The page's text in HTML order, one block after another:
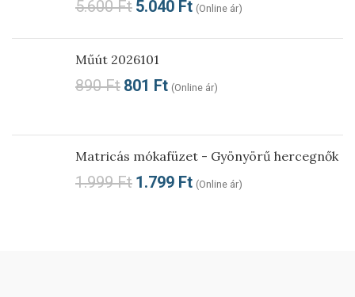
5.600Ft 5.040 Ft (Online ár)
Műút 2026101
890Ft 801 Ft (Online ár)
Matricás mókafüzet - Gyönyörű hercegnők
1.999Ft 1.799 Ft (Online ár)